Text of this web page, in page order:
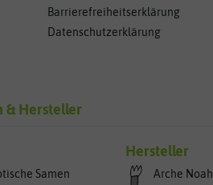
Barrierefreiheitserklärung
Datenschutzerklärung
& Hersteller
Samen
Hersteller
Arche Noah